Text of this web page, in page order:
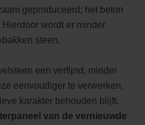
geproduceerd; het beton
wordt er minder
steen.
een verfijnd, minder
eenvoudiger te verwerken,
karakter behouden blijft.
van de vernieuwde